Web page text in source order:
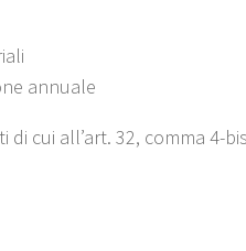
annuale
cui all’art. 32, comma 4-bis